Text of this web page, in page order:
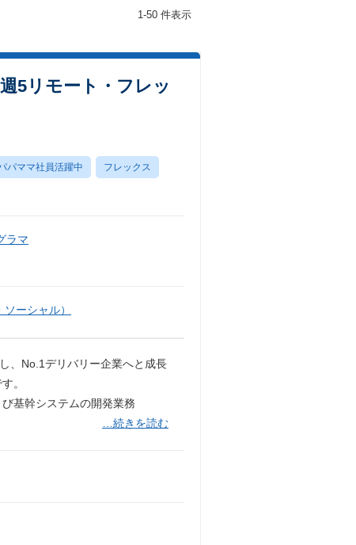
1-50 件表示
5リモート・フレッ
パママ社員活躍中 フレックス
ラマ
ーシャル）
、No.1デリバリー企業へと成長
。
基幹システムの開発業務
…続きを読む